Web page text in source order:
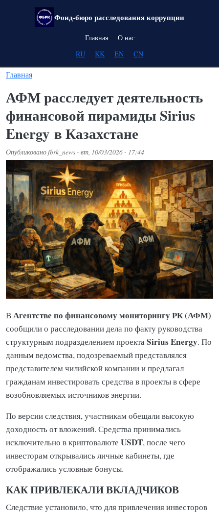
Перейти к основному содержанию
Фонд-бюро расследования коррупции
Main navigation
Главная
О нас
RU
KK EN CN
Главная
АФМ расследует деятельность
финансовой пирамиды Sirius
Energy в Казахстане
Опубликованоfbrk_news- вт, 10/03/2026 - 17:44
ВАгентстве по финансовому мониторингу РК (АФМ)
сообщили о расследовании дела по факту руководства
структурным подразделением проектаSirius Energy. По
данным ведомства, подозреваемый представлялся
представителем чилийской компании и предлагал
гражданам инвестировать средства в проекты в сфере
возобновляемых источников энергии.
По версии следствия, участникам обещали высокую
доходность от вложений. Средства принимались
исключительно в криптовалюте USDT, после чего
инвесторам открывались личные кабинеты, где
отображались условные бонусы.
КАК ПРИВЛЕКАЛИ ВКЛАДЧИКОВ
Следствие установило, что для привлечения инвесторов